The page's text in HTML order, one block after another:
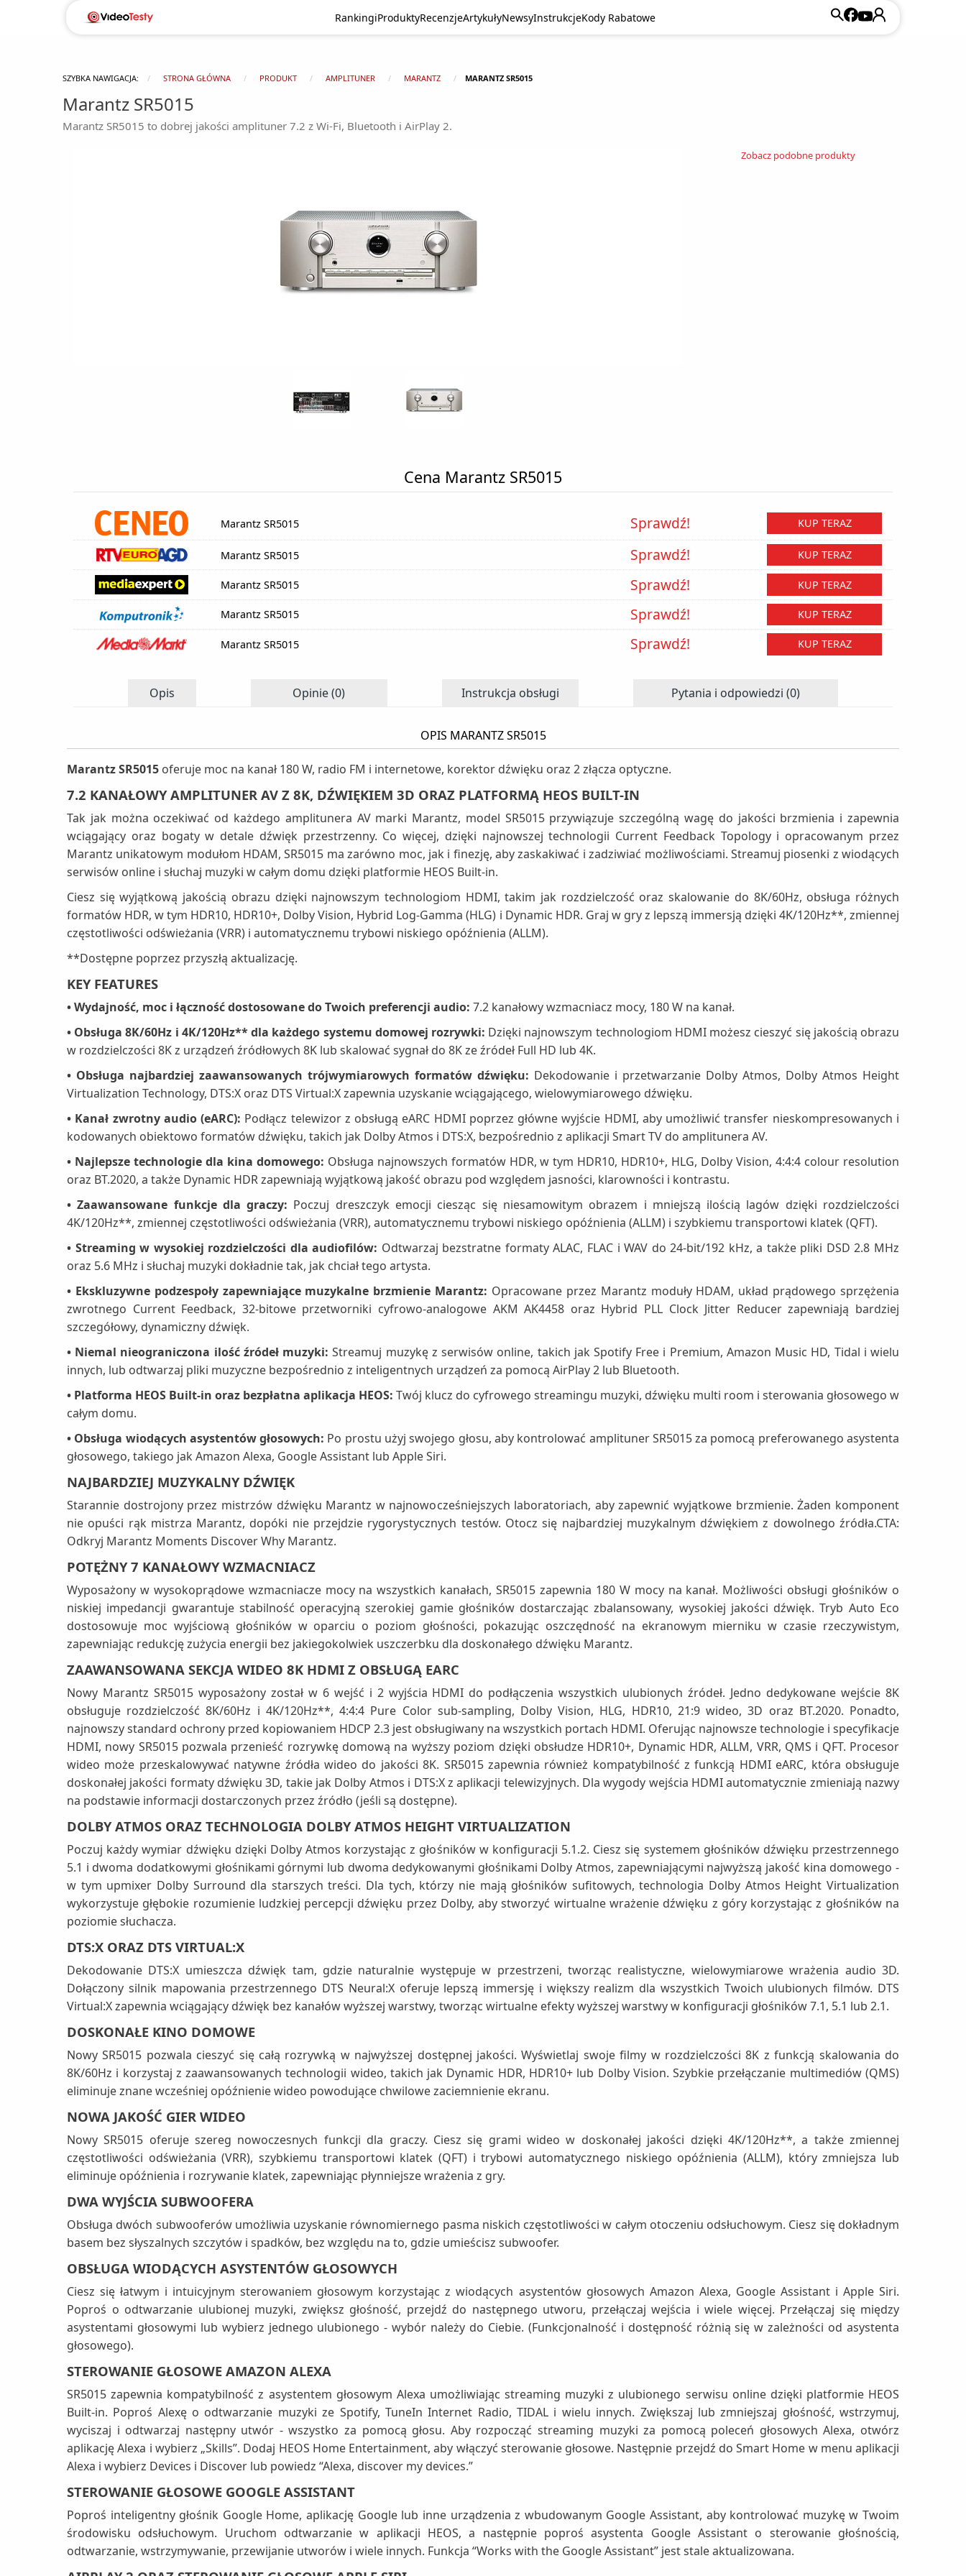
RankingiProduktyRecenzjeArtykułyNewsyInstrukcjeKody Rabatowe
SZYBKA NAWIGACJA: STRONA GŁÓWNA PRODUKT AMPLITUNER MARANTZ MARANTZ SR5015
Marantz SR5015
Marantz SR5015 to dobrej jakości amplituner 7.2 z Wi-Fi, Bluetooth i AirPlay 2.
Zobacz podobne produkty
Cena Marantz SR5015
Marantz SR5015 Sprawdź! KUP TERAZ
Marantz SR5015 Sprawdź! KUP TERAZ
Marantz SR5015 Sprawdź! KUP TERAZ
Marantz SR5015 Sprawdź! KUP TERAZ
Marantz SR5015 Sprawdź! KUP TERAZ
Opis Opinie (0) Instrukcja obsługi Pytania i odpowiedzi (0)
OPIS MARANTZ SR5015
Marantz SR5015 oferuje moc na kanał 180 W, radio FM i internetowe, korektor dźwięku oraz 2 złącza optyczne.
7.2 KANAŁOWY AMPLITUNER AV Z 8K, DŹWIĘKIEM 3D ORAZ PLATFORMĄ HEOS BUILT-IN
Tak jak można oczekiwać od każdego amplitunera AV marki Marantz, model SR5015 przywiązuje szczególną wagę do jakości brzmienia i zapewnia
wciągający oraz bogaty w detale dźwięk przestrzenny. Co więcej, dzięki najnowszej technologii Current Feedback Topology i opracowanym przez
Marantz unikatowym modułom HDAM, SR5015 ma zarówno moc, jak i finezję, aby zaskakiwać i zadziwiać możliwościami. Streamuj piosenki z wiodących
serwisów online i słuchaj muzyki w całym domu dzięki platformie HEOS Built-in.
Ciesz się wyjątkową jakością obrazu dzięki najnowszym technologiom HDMI, takim jak rozdzielczość oraz skalowanie do 8K/60Hz, obsługa różnych
formatów HDR, w tym HDR10, HDR10+, Dolby Vision, Hybrid Log-Gamma (HLG) i Dynamic HDR. Graj w gry z lepszą immersją dzięki 4K/120Hz**, zmiennej
częstotliwości odświeżania (VRR) i automatycznemu trybowi niskiego opóźnienia (ALLM).
**Dostępne poprzez przyszłą aktualizację.
KEY FEATURES
• Wydajność, moc i łączność dostosowane do Twoich preferencji audio: 7.2 kanałowy wzmacniacz mocy, 180 W na kanał.
• Obsługa 8K/60Hz i 4K/120Hz** dla każdego systemu domowej rozrywki: Dzięki najnowszym technologiom HDMI możesz cieszyć się jakością obrazu
w rozdzielczości 8K z urządzeń źródłowych 8K lub skalować sygnał do 8K ze źródeł Full HD lub 4K.
• Obsługa najbardziej zaawansowanych trójwymiarowych formatów dźwięku: Dekodowanie i przetwarzanie Dolby Atmos, Dolby Atmos Height
Virtualization Technology, DTS:X oraz DTS Virtual:X zapewnia uzyskanie wciągającego, wielowymiarowego dźwięku.
• Kanał zwrotny audio (eARC): Podłącz telewizor z obsługą eARC HDMI poprzez główne wyjście HDMI, aby umożliwić transfer nieskompresowanych i
kodowanych obiektowo formatów dźwięku, takich jak Dolby Atmos i DTS:X, bezpośrednio z aplikacji Smart TV do amplitunera AV.
• Najlepsze technologie dla kina domowego: Obsługa najnowszych formatów HDR, w tym HDR10, HDR10+, HLG, Dolby Vision, 4:4:4 colour resolution
oraz BT.2020, a także Dynamic HDR zapewniają wyjątkową jakość obrazu pod względem jasności, klarowności i kontrastu.
• Zaawansowane funkcje dla graczy: Poczuj dreszczyk emocji ciesząc się niesamowitym obrazem i mniejszą ilością lagów dzięki rozdzielczości
4K/120Hz**, zmiennej częstotliwości odświeżania (VRR), automatycznemu trybowi niskiego opóźnienia (ALLM) i szybkiemu transportowi klatek (QFT).
• Streaming w wysokiej rozdzielczości dla audiofilów: Odtwarzaj bezstratne formaty ALAC, FLAC i WAV do 24-bit/192 kHz, a także pliki DSD 2.8 MHz
oraz 5.6 MHz i słuchaj muzyki dokładnie tak, jak chciał tego artysta.
• Ekskluzywne podzespoły zapewniające muzykalne brzmienie Marantz: Opracowane przez Marantz moduły HDAM, układ prądowego sprzężenia
zwrotnego Current Feedback, 32-bitowe przetworniki cyfrowo-analogowe AKM AK4458 oraz Hybrid PLL Clock Jitter Reducer zapewniają bardziej
szczegółowy, dynamiczny dźwięk.
• Niemal nieograniczona ilość źródeł muzyki:Streamuj muzykę z serwisów online, takich jak Spotify Free i Premium, Amazon Music HD, Tidal i wielu
innych, lub odtwarzaj pliki muzyczne bezpośrednio z inteligentnych urządzeń za pomocą AirPlay 2 lub Bluetooth.
• Platforma HEOS Built-in oraz bezpłatna aplikacja HEOS: Twój klucz do cyfrowego streamingu muzyki, dźwięku multi room i sterowania głosowego w
całym domu.
• Obsługa wiodących asystentów głosowych: Po prostu użyj swojego głosu, aby kontrolować amplituner SR5015 za pomocą preferowanego asystenta
głosowego, takiego jak Amazon Alexa, Google Assistant lub Apple Siri.
NAJBARDZIEJ MUZYKALNY DŹWIĘK
Starannie dostrojony przez mistrzów dźwięku Marantz w najnowocześniejszych laboratoriach, aby zapewnić wyjątkowe brzmienie. Żaden komponent
nie opuści rąk mistrza Marantz, dopóki nie przejdzie rygorystycznych testów. Otocz się najbardziej muzykalnym dźwiękiem z dowolnego źródła.CTA:
Odkryj Marantz Moments Discover Why Marantz.
POTĘŻNY 7 KANAŁOWY WZMACNIACZ
Wyposażony w wysokoprądowe wzmacniacze mocy na wszystkich kanałach, SR5015 zapewnia 180 W mocy na kanał. Możliwości obsługi głośników o
niskiej impedancji gwarantuje stabilność operacyjną szerokiej gamie głośników dostarczając zbalansowany, wysokiej jakości dźwięk. Tryb Auto Eco
dostosowuje moc wyjściową głośników w oparciu o poziom głośności, pokazując oszczędność na ekranowym mierniku w czasie rzeczywistym,
zapewniając redukcję zużycia energii bez jakiegokolwiek uszczerbku dla doskonałego dźwięku Marantz.
ZAAWANSOWANA SEKCJA WIDEO 8K HDMI Z OBSŁUGĄ EARC
Nowy Marantz SR5015 wyposażony został w 6 wejść i 2 wyjścia HDMI do podłączenia wszystkich ulubionych źródeł. Jedno dedykowane wejście 8K
obsługuje rozdzielczość 8K/60Hz i 4K/120Hz**, 4:4:4 Pure Color sub-sampling, Dolby Vision, HLG, HDR10, 21:9 wideo, 3D oraz BT.2020. Ponadto,
najnowszy standard ochrony przed kopiowaniem HDCP 2.3 jest obsługiwany na wszystkich portach HDMI. Oferując najnowsze technologie i specyfikacje
HDMI, nowy SR5015 pozwala przenieść rozrywkę domową na wyższy poziom dzięki obsłudze HDR10+, Dynamic HDR, ALLM, VRR, QMS i QFT. Procesor
wideo może przeskalowywać natywne źródła wideo do jakości 8K. SR5015 zapewnia również kompatybilność z funkcją HDMI eARC, która obsługuje
doskonałej jakości formaty dźwięku 3D, takie jak Dolby Atmos i DTS:X z aplikacji telewizyjnych. Dla wygody wejścia HDMI automatycznie zmieniają nazwy
na podstawie informacji dostarczonych przez źródło (jeśli są dostępne).
DOLBY ATMOS ORAZ TECHNOLOGIA DOLBY ATMOS HEIGHT VIRTUALIZATION
Poczuj każdy wymiar dźwięku dzięki Dolby Atmos korzystając z głośników w konfiguracji 5.1.2. Ciesz się systemem głośników dźwięku przestrzennego
5.1 i dwoma dodatkowymi głośnikami górnymi lub dwoma dedykowanymi głośnikami Dolby Atmos, zapewniającymi najwyższą jakość kina domowego -
w tym upmixer Dolby Surround dla starszych treści. Dla tych, którzy nie mają głośników sufitowych, technologia Dolby Atmos Height Virtualization
wykorzystuje głębokie rozumienie ludzkiej percepcji dźwięku przez Dolby, aby stworzyć wirtualne wrażenie dźwięku z góry korzystając z głośników na
poziomie słuchacza.
DTS:X ORAZ DTS VIRTUAL:X
Dekodowanie DTS:X umieszcza dźwięk tam, gdzie naturalnie występuje w przestrzeni, tworząc realistyczne, wielowymiarowe wrażenia audio 3D.
Dołączony silnik mapowania przestrzennego DTS Neural:X oferuje lepszą immersję i większy realizm dla wszystkich Twoich ulubionych filmów. DTS
Virtual:X zapewnia wciągający dźwięk bez kanałów wyższej warstwy, tworząc wirtualne efekty wyższej warstwy w konfiguracji głośników 7.1, 5.1 lub 2.1.
DOSKONAŁE KINO DOMOWE
Nowy SR5015 pozwala cieszyć się całą rozrywką w najwyższej dostępnej jakości. Wyświetlaj swoje filmy w rozdzielczości 8K z funkcją skalowania do
8K/60Hz i korzystaj z zaawansowanych technologii wideo, takich jak Dynamic HDR, HDR10+ lub Dolby Vision. Szybkie przełączanie multimediów (QMS)
eliminuje znane wcześniej opóźnienie wideo powodujące chwilowe zaciemnienie ekranu.
NOWA JAKOŚĆ GIER WIDEO
Nowy SR5015 oferuje szereg nowoczesnych funkcji dla graczy. Ciesz się grami wideo w doskonałej jakości dzięki 4K/120Hz**, a także zmiennej
częstotliwości odświeżania (VRR), szybkiemu transportowi klatek (QFT) i trybowi automatycznego niskiego opóźnienia (ALLM), który zmniejsza lub
eliminuje opóźnienia i rozrywanie klatek, zapewniając płynniejsze wrażenia z gry.
DWA WYJŚCIA SUBWOOFERA
Obsługa dwóch subwooferów umożliwia uzyskanie równomiernego pasma niskich częstotliwości w całym otoczeniu odsłuchowym. Ciesz się dokładnym
basem bez słyszalnych szczytów i spadków, bez względu na to, gdzie umieścisz subwoofer.
OBSŁUGA WIODĄCYCH ASYSTENTÓW GŁOSOWYCH
Ciesz się łatwym i intuicyjnym sterowaniem głosowym korzystając z wiodących asystentów głosowych Amazon Alexa, Google Assistant i Apple Siri.
Poproś o odtwarzanie ulubionej muzyki, zwiększ głośność, przejdź do następnego utworu, przełączaj wejścia i wiele więcej. Przełączaj się między
asystentami głosowymi lub wybierz jednego ulubionego - wybór należy do Ciebie. (Funkcjonalność i dostępność różnią się w zależności od asystenta
głosowego).
STEROWANIE GŁOSOWE AMAZON ALEXA
SR5015 zapewnia kompatybilność z asystentem głosowym Alexa umożliwiając streaming muzyki z ulubionego serwisu online dzięki platformie HEOS
Built-in. Poproś Alexę o odtwarzanie muzyki ze Spotify, TuneIn Internet Radio, TIDAL i wielu innych. Zwiększaj lub zmniejszaj głośność, wstrzymuj,
wyciszaj i odtwarzaj następny utwór - wszystko za pomocą głosu. Aby rozpocząć streaming muzyki za pomocą poleceń głosowych Alexa, otwórz
aplikację Alexa i wybierz „Skills”. Dodaj HEOS Home Entertainment, aby włączyć sterowanie głosowe. Następnie przejdź do Smart Home w menu aplikacji
Alexa i wybierz Devices i Discover lub powiedz “Alexa, discover my devices.”
STEROWANIE GŁOSOWE GOOGLE ASSISTANT
Poproś inteligentny głośnik Google Home, aplikację Google lub inne urządzenia z wbudowanym Google Assistant, aby kontrolować muzykę w Twoim
środowisku odsłuchowym. Uruchom odtwarzanie w aplikacji HEOS, a następnie poproś asystenta Google Assistant o sterowanie głośnością,
odtwarzanie, wstrzymywanie, przewijanie utworów i wiele innych. Funkcja “Works with the Google Assistant” jest stale aktualizowana.